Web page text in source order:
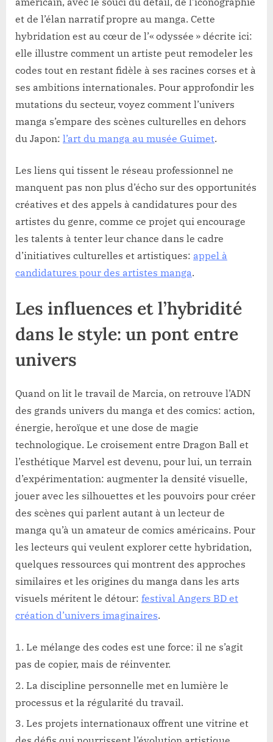
et de l’élan narratif propre au manga. Cette
hybridation est au cœur de l’« odyssée » décrite ici:
elle illustre comment un artiste peut remodeler les
codes tout en restant fidèle à ses racines corses et à
ses ambitions internationales. Pour approfondir les
mutations du secteur, voyez comment l’univers
manga s’empare des scènes culturelles en dehors
du Japon: l’art du manga au musée Guimet.
Les liens qui tissent le réseau professionnel ne
manquent pas non plus d’écho sur des opportunités
créatives et des appels à candidatures pour des
artistes du genre, comme ce projet qui encourage
les talents à tenter leur chance dans le cadre
d’initiatives culturelles et artistiques: appel à
candidatures pour des artistes manga.
Les influences et l’hybridité
dans le style: un pont entre
univers
Quand on lit le travail de Marcia, on retrouve l’ADN
des grands univers du manga et des comics: action,
énergie, heroïque et une dose de magie
technologique. Le croisement entre Dragon Ball et
l’esthétique Marvel est devenu, pour lui, un terrain
d’expérimentation: augmenter la densité visuelle,
jouer avec les silhouettes et les pouvoirs pour créer
des scènes qui parlent autant à un lecteur de
manga qu’à un amateur de comics américains. Pour
les lecteurs qui veulent explorer cette hybridation,
quelques ressources qui montrent des approches
similaires et les origines du manga dans les arts
visuels méritent le détour: festival Angers BD et
création d’univers imaginaires.
Le mélange des codes est une force: il ne s’agit
pas de copier, mais de réinventer.
La discipline personnelle met en lumière le
processus et la régularité du travail.
Les projets internationaux offrent une vitrine et